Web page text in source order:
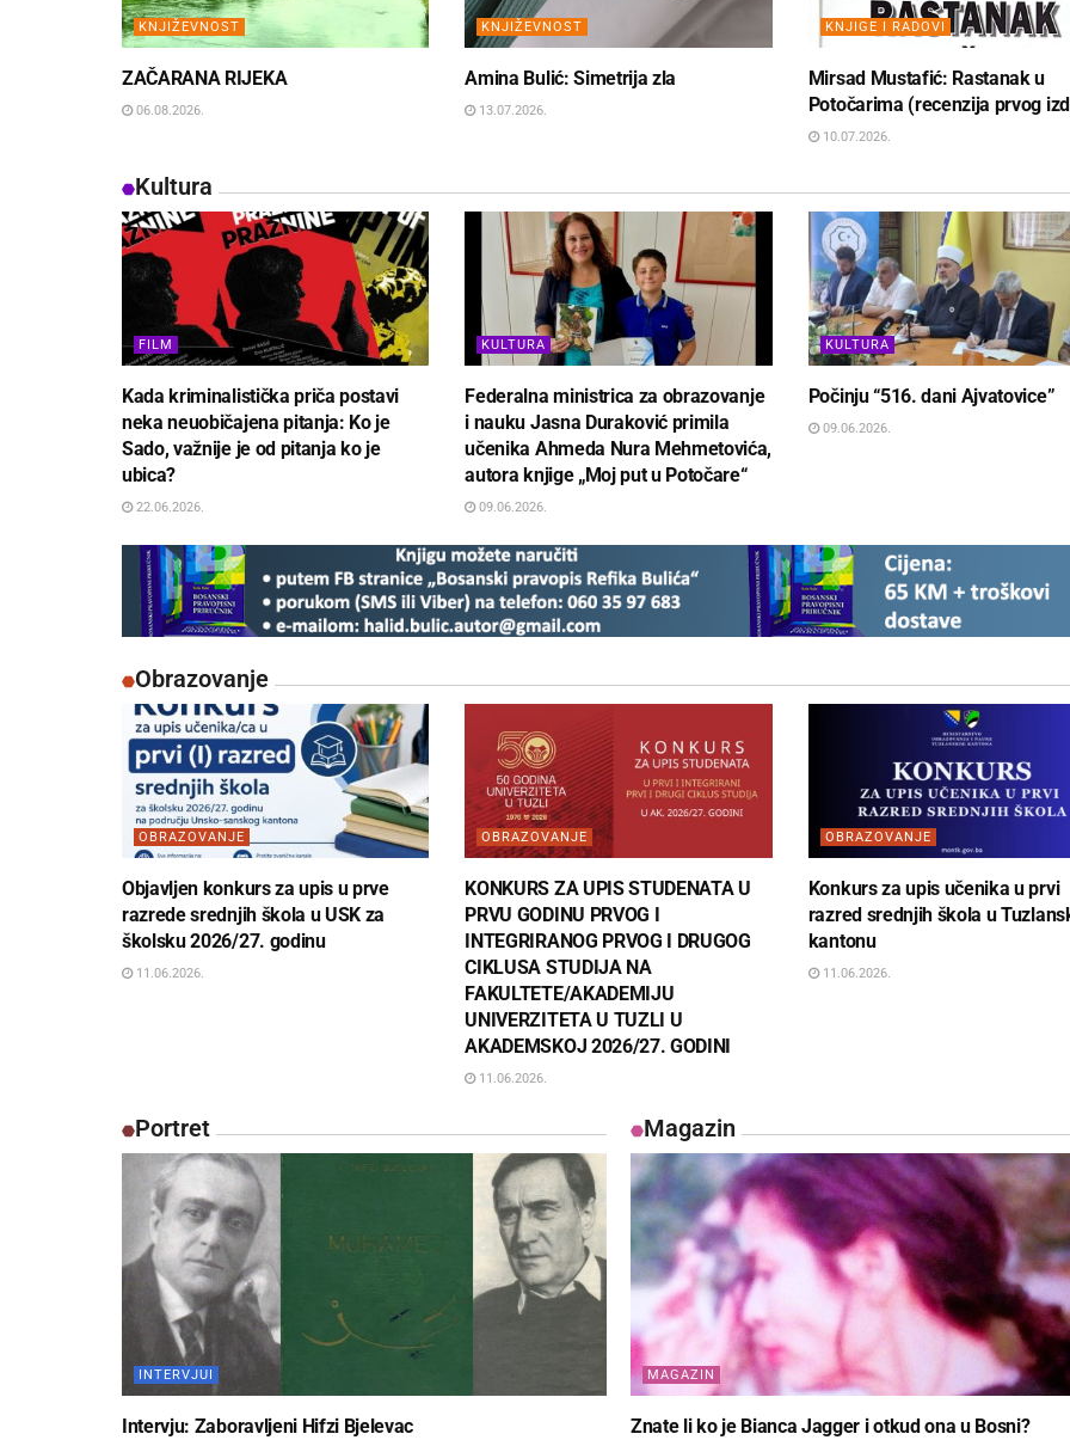
KNJIŽEVNOST
ZAČARANA RIJEKA
06.08.2026.
KNJIŽEVNOST
Amina Bulić: Simetrija zla
13.07.2026.
KNJIGE I RADOVI
Mirsad Mustafić: Rastanak u
Potočarima (recenzija prvog
10.07.2026.
Kultura
FILM
Kada kriminalistička priča postavi
neka neuobičajena pitanja: Ko je
Sado, važnije je od pitanja ko je
ubica?
22.06.2026.
KULTURA
Federalna ministrica za obrazovanje
i nauku Jasna Duraković primila
učenika Ahmeda Nura Mehmetovića,
autora knjige „Moj put u Potočare“
09.06.2026.
KULTURA
Počinju “516. dani Ajvatovice”
09.06.2026.
Obrazovanje
OBRAZOVANJE
Objavljen konkurs za upis u prve
razrede srednjih škola u USK za
školsku 2026/27. godinu
11.06.2026.
OBRAZOVANJE
KONKURS ZA UPIS STUDENATA U
PRVU GODINU PRVOG I
INTEGRIRANOG PRVOG I DRUGOG
CIKLUSA STUDIJA NA
FAKULTETE/AKADEMIJU
UNIVERZITETA U TUZLI U
AKADEMSKOJ 2026/27. GODINI
11.06.2026.
OBRAZOVANJE
Konkurs za upis učenika u prvi
razred srednjih škola u
kantonu
11.06.2026.
Portret
INTERVJUI
Intervju: Zaboravljeni Hifzi Bjelevac
Magazin
MAGAZIN
Znate li ko je Bianca Jagger i otkud ona u Bosni?